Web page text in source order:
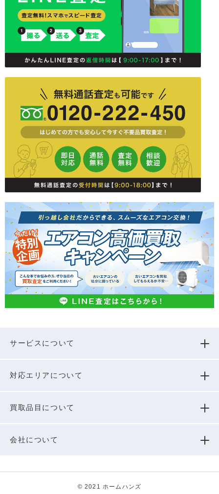
サービスについて
対応エリアについて
買取品⽬について
会社について
© 2021 ホームハンズ